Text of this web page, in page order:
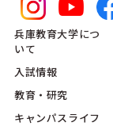
兵庫教育大学につ
いて
入試情報
教育・研究
キャンパスライフ